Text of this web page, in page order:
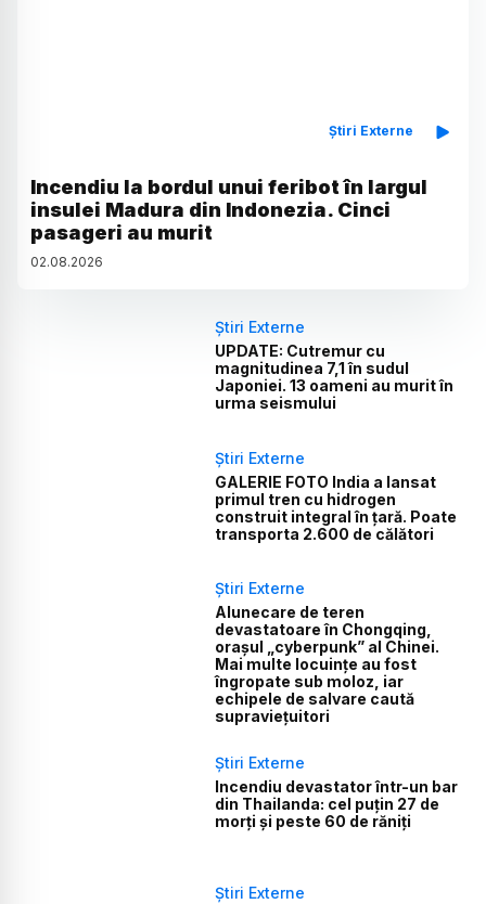
Știri Externe
Incendiu la bordul unui feribot în largul
insulei Madura din Indonezia. Cinci
pasageri au murit
02.08.2026
Știri Externe
UPDATE: Cutremur cu
magnitudinea 7,1 în sudul
Japoniei. 13 oameni au murit în
urma seismului
Știri Externe
GALERIE FOTO India a lansat
primul tren cu hidrogen
construit integral în țară. Poate
transporta 2.600 de călători
Știri Externe
Alunecare de teren
devastatoare în Chongqing,
orașul „cyberpunk” al Chinei.
Mai multe locuințe au fost
îngropate sub moloz, iar
echipele de salvare caută
supraviețuitori
Știri Externe
Incendiu devastator într-un bar
din Thailanda: cel puțin 27 de
morți și peste 60 de răniți
Știri Externe